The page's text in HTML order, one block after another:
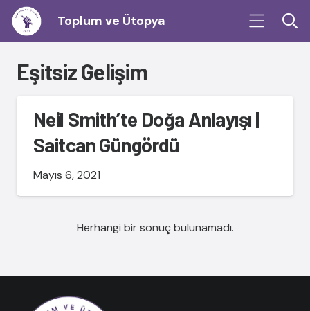
Toplum ve Ütopya
Eşitsiz Gelişim
Neil Smith’te Doğa Anlayışı |
Saitcan Güngördü
Mayıs 6, 2021
Herhangi bir sonuç bulunamadı.